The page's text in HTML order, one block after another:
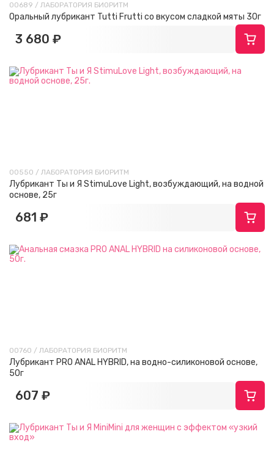
00689 / ЛАБОРАТОРИЯ БИОРИТМ
Оральный лубрикант Tutti Frutti со вкусом сладкой мяты 30г
3 680 ₽
00550 / ЛАБОРАТОРИЯ БИОРИТМ
Лубрикант Ты и Я StimuLove Light, возбуждающий, на водной
основе, 25г
681 ₽
00760 / ЛАБОРАТОРИЯ БИОРИТМ
Лубрикант PRO ANAL HYBRID, на водно-силиконовой основе,
50г
607 ₽